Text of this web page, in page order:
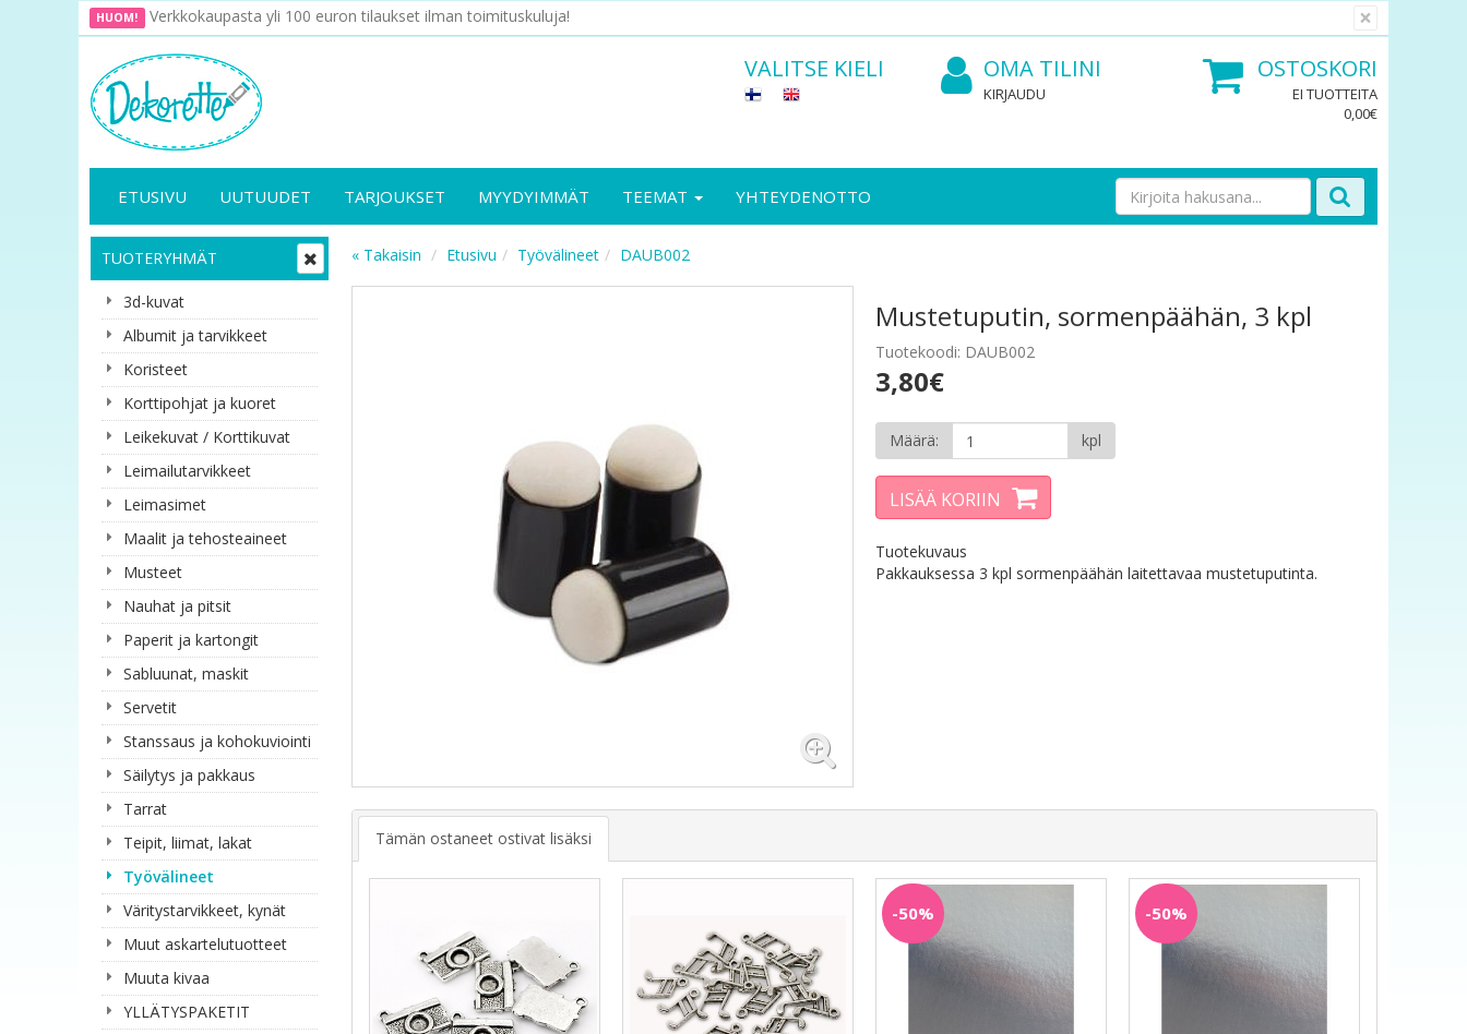
HUOM! Verkkokaupasta yli 100 euron tilaukset ilman toimituskuluja! ×
VALITSE KIELI OMA TILINI
KIRJAUDU
OSTOSKORI
EI TUOTTEITA
0,00€
ETUSIVU UUTUUDET TARJOUKSET MYYDYIMMÄT TEEMAT YHTEYDENOTTO
TUOTERYHMÄT
3d-kuvat
Albumit ja tarvikkeet
Koristeet
Korttipohjat ja kuoret
Leikekuvat / Korttikuvat
Leimailutarvikkeet
Leimasimet
Maalit ja tehosteaineet
Musteet
Nauhat ja pitsit
Paperit ja kartongit
Sabluunat, maskit
Servetit
Stanssaus ja kohokuviointi
Säilytys ja pakkaus
Tarrat
Teipit, liimat, lakat
Työvälineet
Väritystarvikkeet, kynät
Muut askartelutuotteet
Muuta kivaa
YLLÄTYSPAKETIT
« Takaisin Etusivu Työvälineet DAUB002
Mustetuputin, sormenpäähän, 3 kpl
Tuotekoodi: DAUB002
3,80€
Määrä: kpl
LISÄÄ KORIIN
Tuotekuvaus
Pakkauksessa 3 kpl sormenpäähän laitettavaa mustetuputinta.
Tämän ostaneet ostivat lisäksi
-50% -50%